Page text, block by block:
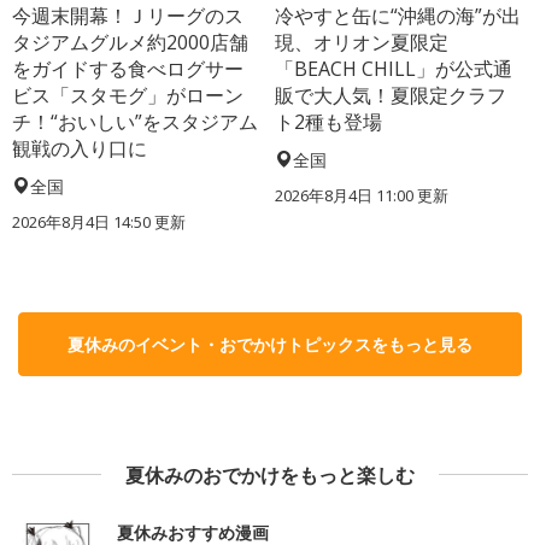
今週末開幕！Ｊリーグのス
タジアムグルメ約2000店舗
をガイドする食べログサー
ビス「スタモグ」がローン
チ！“おいしい”をスタジアム
観戦の入り口に
全国
2026年8月4日 14:50更新
冷やすと缶に“沖縄の海”が出
現、オリオン夏限定
「BEACH CHILL」が公式通
販で大人気！夏限定クラフ
ト2種も登場
全国
2026年8月4日 11:00更新
夏休みのイベント・おでかけトピックスをもっと見る
夏休みのおでかけをもっと楽しむ
夏休みおすすめ漫画